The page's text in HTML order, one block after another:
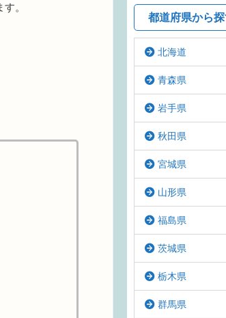
。
都道府県から
北海道
青森県
岩手県
秋田県
宮城県
山形県
福島県
茨城県
栃木県
群馬県